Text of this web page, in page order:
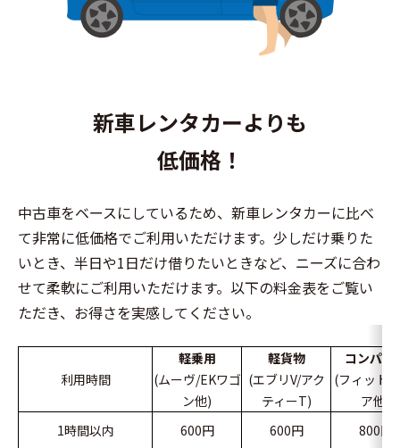
新車レンタカーよりも
低価格！
中古車をベースにしているため、新車レンタカーに比べ
て非常に低価格でご利用いただけます。少しだけ乗りた
いとき、半日や1日だけ借りたいときなど、ニーズに合わ
せて柔軟にご利用いただけます。以下の料金表をご覧い
ただき、お得さを実感してください。
利用時間
軽乗用
(ムーヴ/EKワゴ
ン他)
軽貨物
(エブリV/アク
ティーT)
コンパク
(フィット/
ア他)
1時間以内
600円 600円 800円